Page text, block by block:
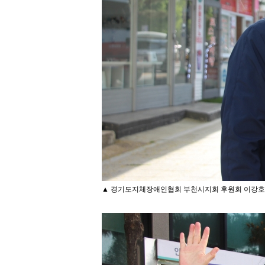
▲ 경기도지체장애인협회 부천시지회 후원회 이강